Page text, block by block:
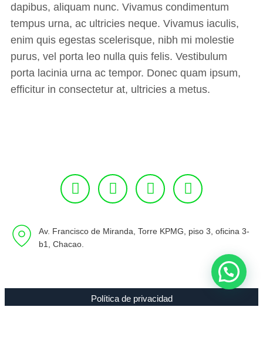
dapibus, aliquam nunc. Vivamus condimentum
tempus urna, ac ultricies neque. Vivamus iaculis,
enim quis egestas scelerisque, nibh mi molestie
purus, vel porta leo nulla quis felis. Vestibulum
porta lacinia urna ac tempor. Donec quam ipsum,
efficitur in consectetur at, ultricies a metus.
Av. Francisco de Miranda, Torre KPMG, piso 3, oficina 3-
b1, Chacao.
Política de privacidad